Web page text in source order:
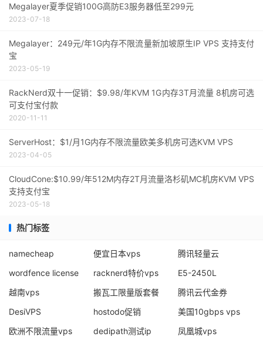
Megalayer夏季促销100G高防E3服务器低至299元
2023-07-18
Megalayer：249元/年1G内存不限流量新加坡原生IP VPS 支持支付
宝
2023-05-19
RackNerd双十一促销：$9.98/年KVM 1G内存3T月流量 8机房可选
可支付宝付款
2020-11-11
ServerHost：$1/月1G内存不限流量欧美多机房可选KVM VPS
2023-04-05
CloudCone:$10.99/年512M内存2T月流量洛杉矶MC机房KVM VPS
支持支付宝
2023-05-18
热门标签
namecheap 便宜日本vps
腾讯轻量云
wordfence license
racknerd特价vps
E5-2450L
越南vps
搬瓦工限量版套餐
腾讯云代金券
DesiVPS
hostodo促销
美国10gbps vps
欧洲不限流量vps
dedipath测试ip 凤凰城vps